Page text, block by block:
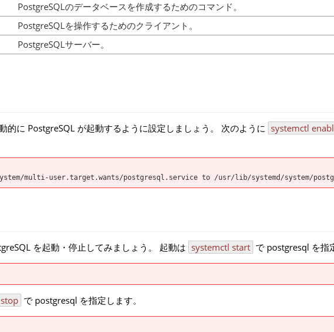
PostgreSQLのデータベースを作成するためのコマンド。
PostgreSQLを操作するためのクライアント。
PostgreSQLサーバー。
に PostgreSQL が起動するように設定しましょう。 次のように systemctl
multi-user.target.wants/postgresql.service to /usr/lib/systemd/system/
を起動・停止してみましょう。 起動は systemctl start で postgresql を指
で postgresql を指定します。